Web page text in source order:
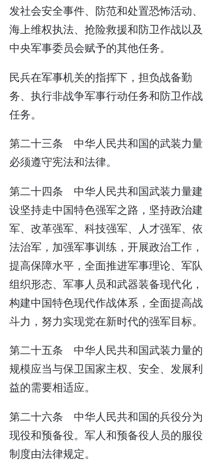
发社会安全事件、防范和处置恐怖活动、
海上维权执法、抢险救援和防卫作战以及
中央军事委员会赋予的其他任务。
民兵在军事机关的指挥下，担负战备勤
务、执行非战争军事行动任务和防卫作战
任务。
第二十三条 中华人民共和国的武装力量
必须遵守宪法和法律。
第二十四条 中华人民共和国武装力量建
设坚持走中国特色强军之路，坚持政治建
军、改革强军、科技强军、人才强军、依
法治军，加强军事训练，开展政治工作，
提高保障水平，全面推进军事理论、军队
组织形态、军事人员和武器装备现代化，
构建中国特色现代作战体系，全面提高战
斗力，努力实现党在新时代的强军目标。
第二十五条 中华人民共和国武装力量的
规模应当与保卫国家主权、安全、发展利
益的需要相适应。
第二十六条 中华人民共和国的兵役分为
现役和预备役。军人和预备役人员的服役
制度由法律规定。